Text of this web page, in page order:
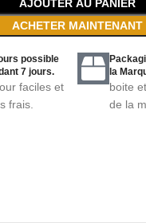
AJOUTER AU PANIER
ACHETER MAINTENANT
possible
7 jours.
faciles et
frais.
la
boite
de la